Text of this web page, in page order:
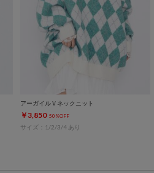
アーガイルＶネックニット
￥3,850 50%OFF
サイズ：1/2/3/4 あり